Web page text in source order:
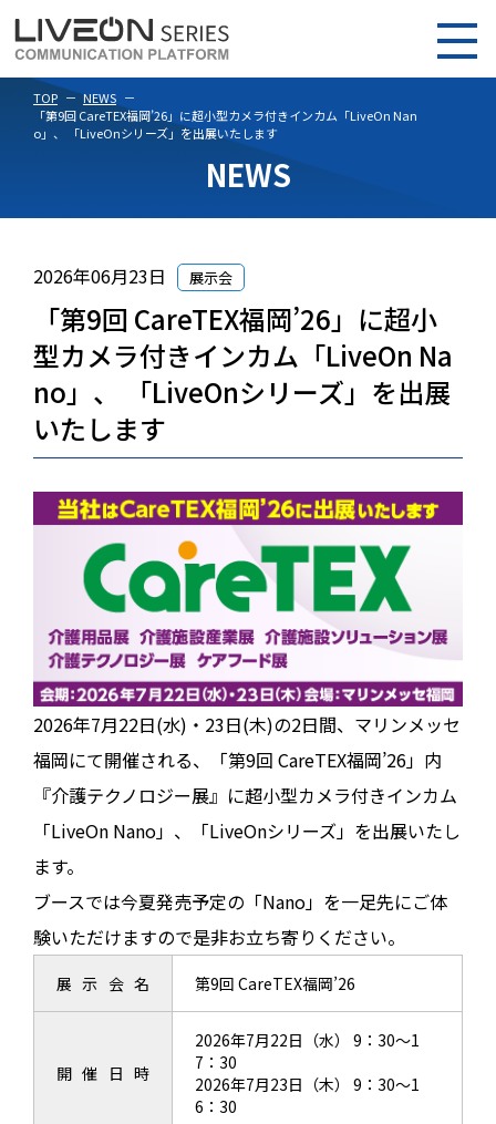
TOP
NEWS
「第9回 CareTEX福岡’26」に超小型カメラ付きインカム「LiveOn Nan
o」、 「LiveOnシリーズ」を出展いたします
NEWS
2026年06月23日 展示会
「第9回 CareTEX福岡’26」に超小
型カメラ付きインカム「LiveOn Na
no」、 「LiveOnシリーズ」を出展
いたします
2026年7月22日(水)・23日(木)の2日間、マリンメッセ
福岡にて開催される、「第9回 CareTEX福岡’26」内
『介護テクノロジー展』に超小型カメラ付きインカム
「LiveOn Nano」、「LiveOnシリーズ」を出展いたし
ます。
ブースでは今夏発売予定の「Nano」を一足先にご体
験いただけますので是非お立ち寄りください。
展示会名 第9回 CareTEX福岡’26
開催日時
2026年7月22日（水） 9：30～1
7：30
2026年7月23日（木） 9：30～1
6：30